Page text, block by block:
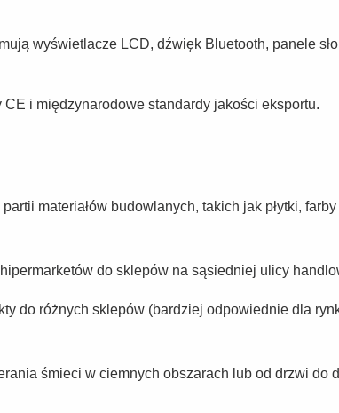
wyświetlacze LCD, dźwięk Bluetooth, panele
i międzynarodowe standardy jakości eksportu.
materiałów budowlanych, takich jak płytki,
do sklepów na sąsiedniej ulicy
do różnych sklepów (bardziej odpowiednie dla
śmieci w ciemnych obszarach lub od drzwi do